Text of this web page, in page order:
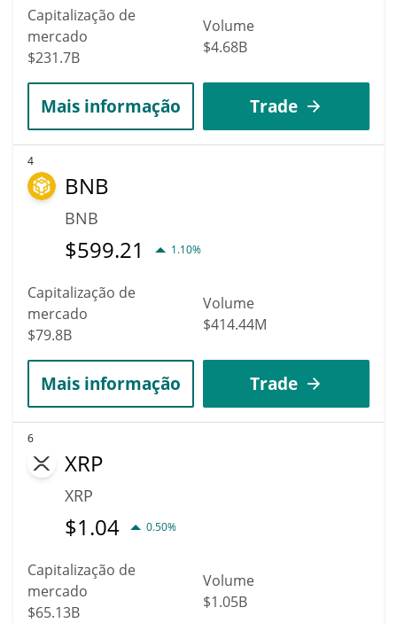
Capitalização de
mercado
$231.7B
Volume
$4.68B
Mais informação Trade
4
BNB
BNB
$599.21 1.10%
Capitalização de
mercado
$79.8B
Volume
$414.44M
Mais informação Trade
6
XRP
XRP
$1.04 0.50%
Capitalização de
mercado
$65.13B
Volume
$1.05B